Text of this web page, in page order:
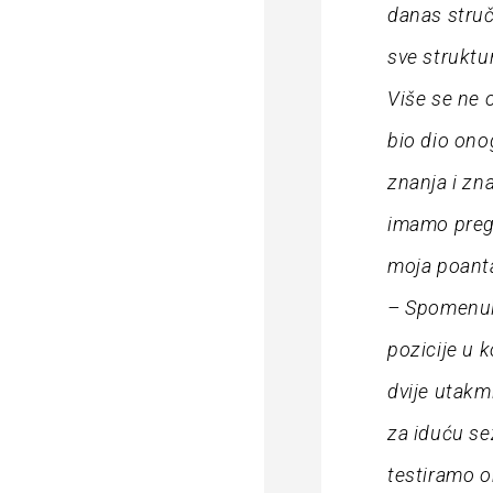
danas
sve
Više se ne
bio dio
znanja i
imamo
moja
– Spomenuli ste zadnje dvije utakmice. Sretan sam što u njih ulazimo iz pozicije u kojoj smo već ostvarili glavni rezultatski cilj sezone. Te će nam dvije utakmice izvrsno poslužiti da već počnemo razmišljati o pripremama za iduću sezonu, da damo priliku igračima koji su igrali manje i da testiramo one koje želimo testirati, jer smo svoj primarni posao obavili. Uspjeli smo osigurati plasman u Europu, što je bio prvi zadatak na mom popisu kada sam stigao ovdje. Kad sam preuzeo klub, dobio sam popis ciljeva koje je predsjednik stavio pred mene. Možemo ići stavku po stavku i pokraj svake staviti kvačicu. Nogomet su prvenstveno emocije. Strast navijača. Za navijače je to svetinja. No, prije svega toga dolaze strast, emocije i navijački impuls. Bez navijača nema nogometa, nema ničega, nema ni biznisa. To uvijek ponavljam. Ako pogledate moj profil na platformi X, vidjet ćete da mi je na vrhu trajno istaknuta objava iz vremena kad sam trenirao Deportivo La Coruñu. To je moj životni i nogometni moto. Tako ja osjećam nogomet. Dok sam bio tamo, u karanteni prije svake utakmice, pješačio bih od hotela do stadiona koji je bio blizu mora, otprilike kilometar udaljen. Svaki vikend, rano ujutro, stotine ljudi igrale su nogomet na plaži. To je bit svega. Tamo sam napisao, možete provjeriti: „Ovo su pravi vlasnici nogometa. Navijači.“ Ja to doista tako osjećam. Rekao sam tada da kad ostarim, želim biti poput njih, ići na plažu s prijateljima i igrati te kvartovske utakmice iz čiste ljubavi prema igri, rano ujutro, nakon